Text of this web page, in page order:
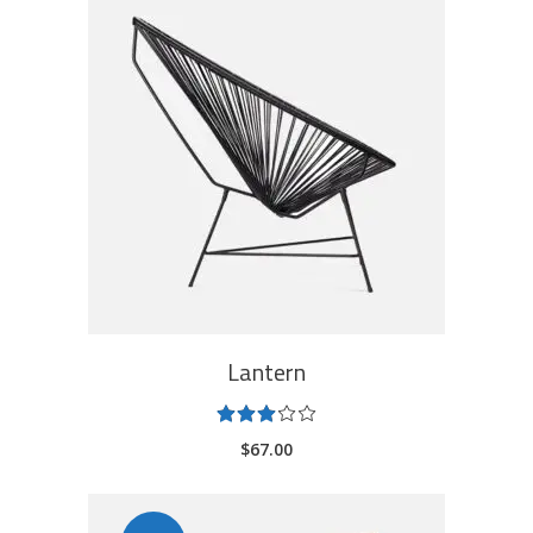
ADD TO CART
Lantern
out
$67.00